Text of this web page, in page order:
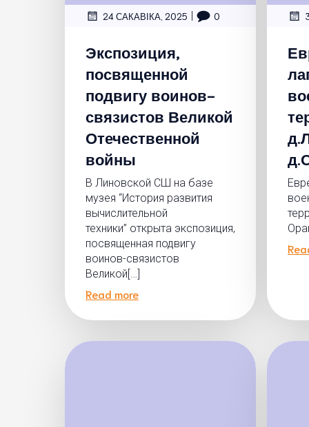
24 САКАВІКА, 2025 0
Экспозиция,
посвященной
подвигу воинов-
связистов Великой
Отечественной
войны
В Линовской СШ на базе
музея “История развития
вычислительной
техники” открыта экспозиция,
посвященная подвигу
воинов-связистов
Великой[…]
Read more